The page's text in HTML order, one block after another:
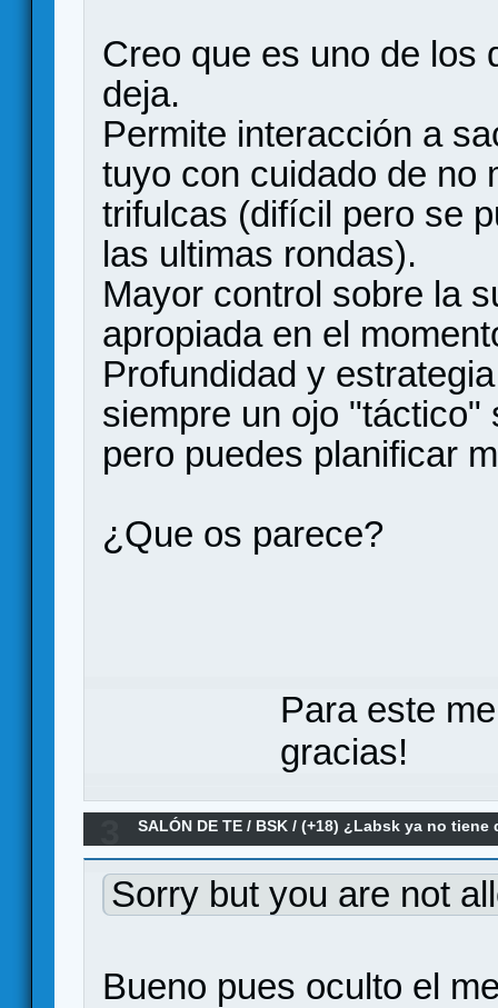
Creo que es uno de los
deja.
Permite interacción a
tuyo con cuidado de no
trifulcas (difícil pero se
las ultimas rondas).
Mayor control sobre la
apropiada en el
Profundidad y
siempre un ojo
pero puedes planificar
¿Que os parece?
Para este
gracias!
SALÓN DE TE / BSK /(+18) ¿Labsk ya no tiene
Sorry but you are not
Bueno pues oculto el